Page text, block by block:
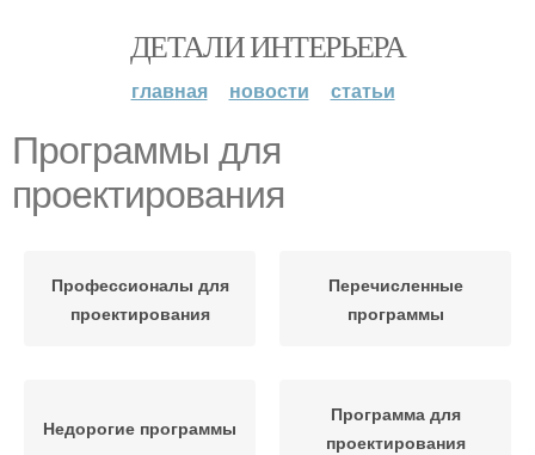
ДЕТАЛИ ИНТЕРЬЕРА
главная новости статьи
Программы для
проектирования
Профессионалы для
проектирования
Перечисленные
программы
Недорогие программы
Программа для
проектирования